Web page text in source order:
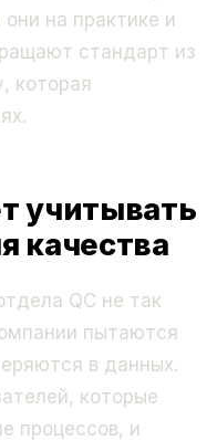
на практике и
стандарт из
которая
учитывать
качества
QC не так
пытаются
в данных.
которые
процессов, и